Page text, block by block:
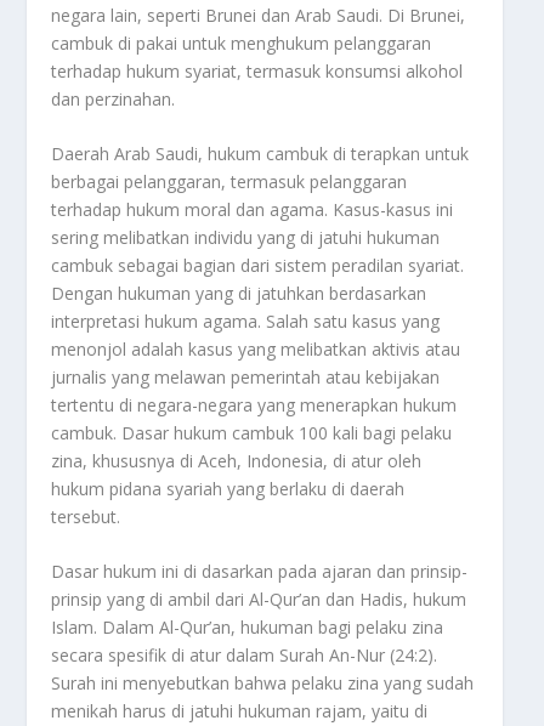
negara lain, seperti Brunei dan Arab Saudi. Di Brunei,
cambuk di pakai untuk menghukum pelanggaran
terhadap hukum syariat, termasuk konsumsi alkohol
dan perzinahan.
Daerah Arab Saudi, hukum cambuk di terapkan untuk
berbagai pelanggaran, termasuk pelanggaran
terhadap hukum moral dan agama. Kasus-kasus ini
sering melibatkan individu yang di jatuhi hukuman
cambuk sebagai bagian dari sistem peradilan syariat.
Dengan hukuman yang di jatuhkan berdasarkan
interpretasi hukum agama. Salah satu kasus yang
menonjol adalah kasus yang melibatkan aktivis atau
jurnalis yang melawan pemerintah atau kebijakan
tertentu di negara-negara yang menerapkan hukum
cambuk. Dasar hukum cambuk 100 kali bagi pelaku
zina, khususnya di Aceh, Indonesia, di atur oleh
hukum pidana syariah yang berlaku di daerah
tersebut.
Dasar hukum ini di dasarkan pada ajaran dan prinsip-
prinsip yang di ambil dari Al-Qur’an dan Hadis, hukum
Islam. Dalam Al-Qur’an, hukuman bagi pelaku zina
secara spesifik di atur dalam Surah An-Nur (24:2).
Surah ini menyebutkan bahwa pelaku zina yang sudah
menikah harus di jatuhi hukuman rajam, yaitu di